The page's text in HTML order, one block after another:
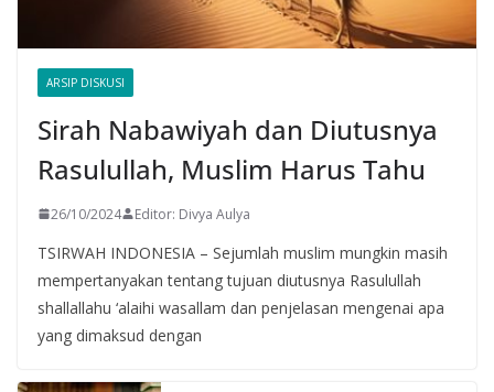
ARSIP DISKUSI
Sirah Nabawiyah dan Diutusnya
Rasulullah, Muslim Harus Tahu
26/10/2024 Editor: Divya Aulya
TSIRWAH INDONESIA – Sejumlah muslim mungkin masih
mempertanyakan tentang tujuan diutusnya Rasulullah
shallallahu ‘alaihi wasallam dan penjelasan mengenai apa
yang dimaksud dengan